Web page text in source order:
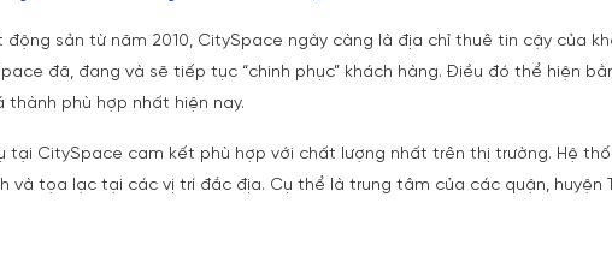
sản từ năm 2010, CitySpace ngày càng là địa chỉ thuê tin cậy của
đã, đang và sẽ tiếp tục “chinh phục” khách hàng. Điều đó thể hiện
thành phù hợp nhất hiện nay.
tại CitySpace cam kết phù hợp với chất lượng nhất trên thị trường. Hệ
và tọa lạc tại các vị trí đắc địa. Cụ thể là trung tâm của các quận, huyện